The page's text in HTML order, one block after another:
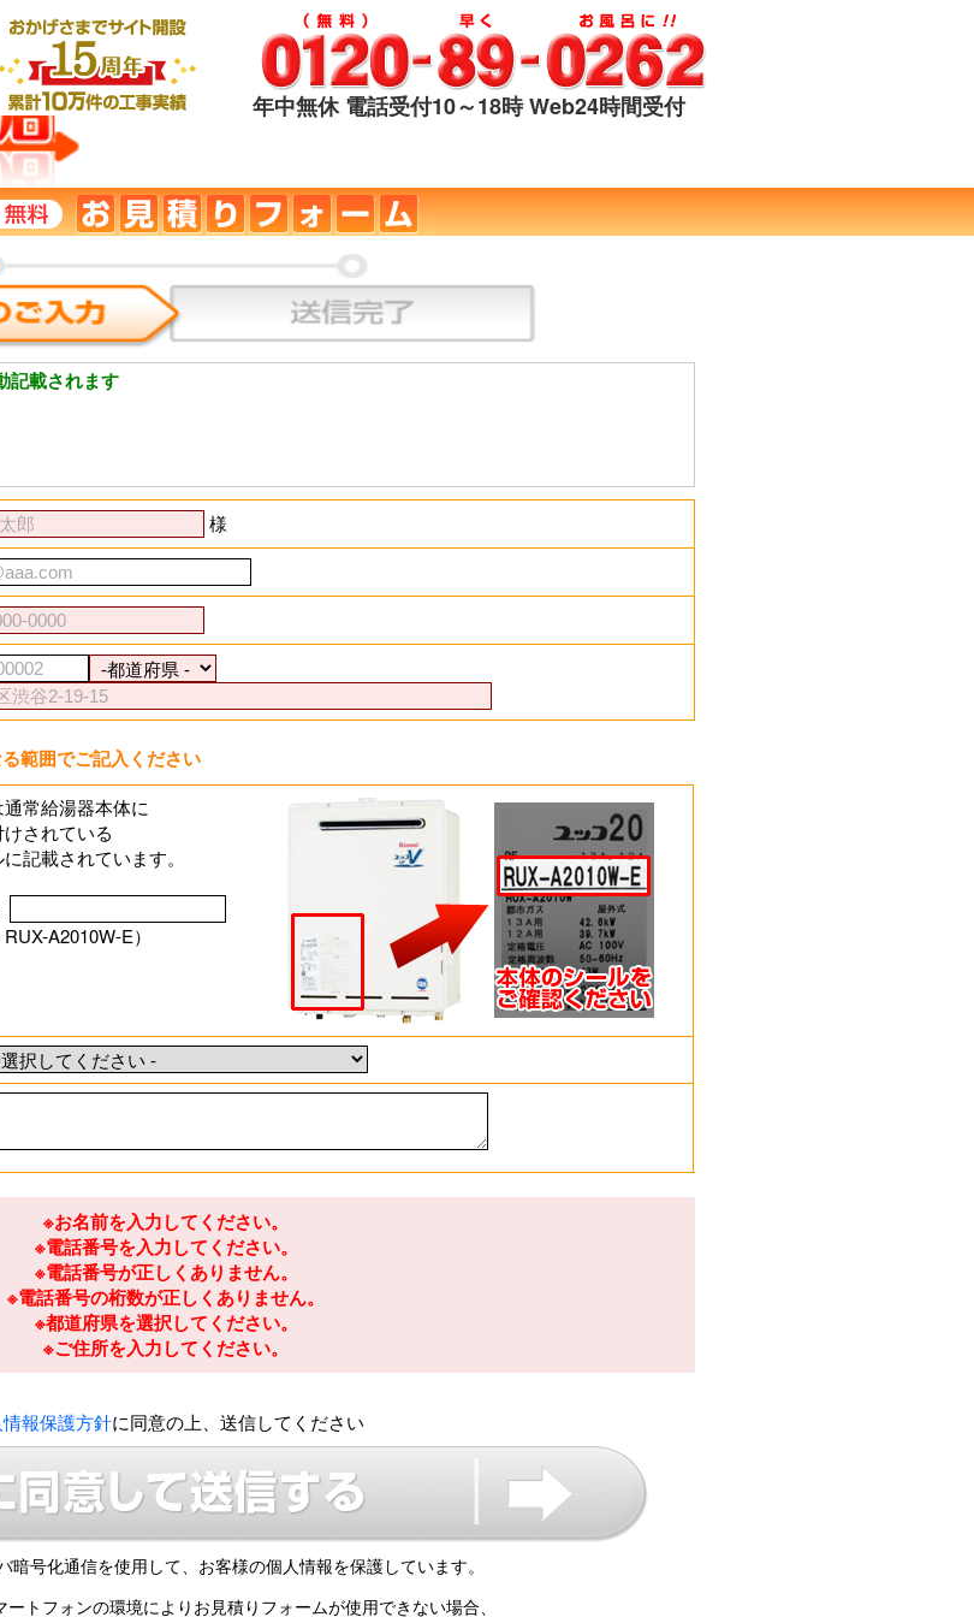
年中無休 電話受付10～18時 Web24時間受付
記載されます
様
範囲でご記入ください
常給湯器本体に
されている
記載されています。
RUX-A2010W-E）
※お名前を入力してください。
※電話番号を入力してください。
※電話番号が正しくありません。
※電話番号の桁数が正しくありません。
※都道府県を選択してください。
※ご住所を入力してください。
報保護方針に同意の上、送信してください
暗号化通信を使用して、 お客様の個人情報を保護しています。
トフォンの環境によりお見積りフォームが使用できない場合、